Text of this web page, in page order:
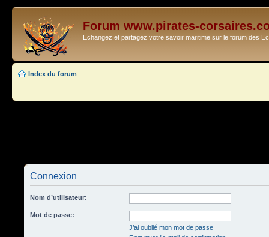
Forum www.pirates-
Echangez et partagez votre savoir maritime sur le forum des
Index du forum
Connexion
Nom d’utilisateur:
Mot de passe:
J’ai oublié mon mot de passe